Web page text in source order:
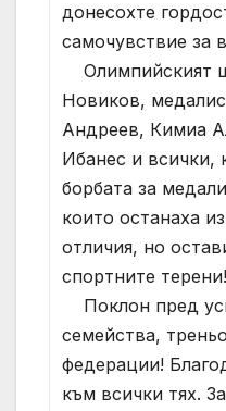
донесохте
самочувствие за
Олимпийският
Новиков,
Андреев, Кимиа
Ибанес и всички,
борбата за
които останаха
отличия, но
спортните
Поклон пред
семейства,
федерации!
към всички тях.